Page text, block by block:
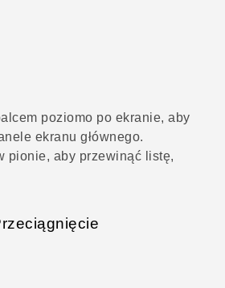
poziomo po ekranie, aby
ekranu głównego.
pionie, aby przewinąć listę,